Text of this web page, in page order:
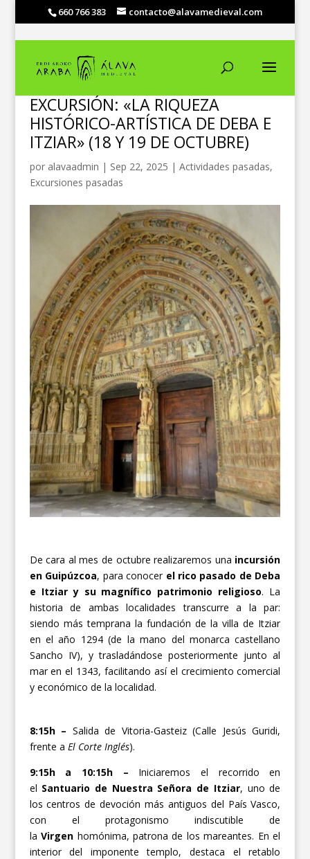
660 766 383 contacto@alavamedieval.com
EXCURSIÓN: «LA RIQUEZA
HISTÓRICO-ARTÍSTICA DE DEBA E
ITZIAR» (18 Y 19 DE OCTUBRE)
por alavaadmin | Sep 22, 2025 | Actividades pasadas,
Excursiones pasadas
De cara al mes de octubre realizaremos una incursión
en Guipúzcoa, para conocer el rico pasado de Deba
e Itziar y su magnífico patrimonio religioso. La
historia de ambas localidades transcurre a la par:
siendo más temprana la fundación de la villa de Itziar
en el año 1294 (de la mano del monarca castellano
Sancho IV), y trasladándose posteriormente junto al
mar en el 1343, facilitando así el crecimiento comercial
y económico de la localidad.
8:15h – Salida de Vitoria-Gasteiz (Calle Jesús Guridi,
frente a El Corte Inglés).
9:15h a 10:15h –
Iniciaremos el recorrido en
el Santuario de Nuestra Señora de Itziar, uno de
los centros de devoción más antiguos del País Vasco,
con el protagonismo indiscutible de
la Virgen homónima, patrona de los mareantes. En el
interior del imponente templo, destaca el retablo